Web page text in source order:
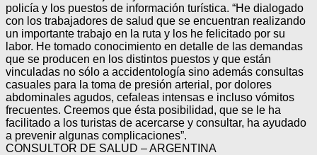
policía y los puestos de información turística. “He dialogado
con los trabajadores de salud que se encuentran realizando
un importante trabajo en la ruta y los he felicitado por su
labor. He tomado conocimiento en detalle de las demandas
que se producen en los distintos puestos y que están
vinculadas no sólo a accidentología sino además consultas
casuales para la toma de presión arterial, por dolores
abdominales agudos, cefaleas intensas e incluso vómitos
frecuentes. Creemos que ésta posibilidad, que se le ha
facilitado a los turistas de acercarse y consultar, ha ayudado
a prevenir algunas complicaciones”.
CONSULTOR DE SALUD – ARGENTINA